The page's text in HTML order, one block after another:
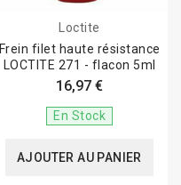
Loctite
Frein filet haute résistance
LOCTITE 271 - flacon 5ml
16,97 €
En Stock
AJOUTER AU PANIER